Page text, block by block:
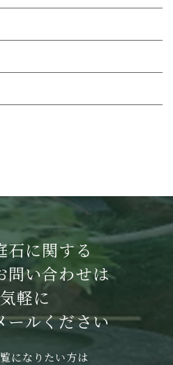
石に関する
問い合わせは
軽に
ールください
になりたい方は